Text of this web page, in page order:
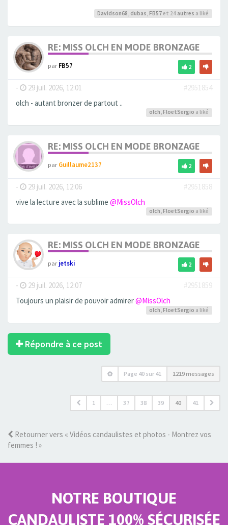
Davidson68 dubas FB57et 24 autres a liké
RE: MISS OLCH EN MODE BRONZAGE
parFB57 2
- 29 juil. 2026, 12:01
#2951854
olch - autant bronzer de partout ..
olch, FloetSergio a liké
RE: MISS OLCH EN MODE BRONZAGE
parGuillaume2137 2
- 29 juil. 2026, 12:06
#2951858
vive la lecture avec la sublime @MissOlch
olch, FloetSergio a liké
RE: MISS OLCH EN MODE BRONZAGE
parjetski 2
- 29 juil. 2026, 12:07
#2951859
Toujours un plaisir de pouvoir admirer@MissOlch
olch FloetSergio a liké
Répondre à ce post
Page 40 sur 41 1219 messages
1 … 37 38 39 40 41
Retourner vers « Vidéos candaulistes et photos - Montrez vos
femmes ! »
NOTRE BOUTIQUE
CANDAULISTE 100% SÉCURISÉE